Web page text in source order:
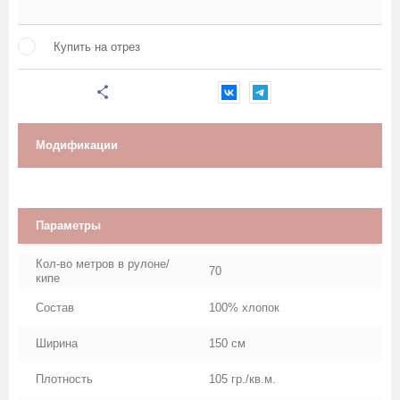
Махровое полотно
Мешковина, Упаковочная ткань
Муслин
Перкаль, Поплин
Рогожка
Купить на отрез
Модификации
Параметры
Кол-во метров в рулоне/
кипе
70
Состав 100% хлопок
Ширина 150 см
Плотность 105 гр./кв.м.